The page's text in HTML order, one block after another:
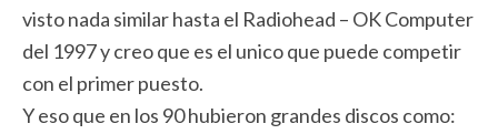
visto nada similar hasta el Radiohead ‎– OK Computer
del 1997 y creo que es el unico que puede competir
con el primer puesto.
Y eso que en los 90 hubieron grandes discos como: